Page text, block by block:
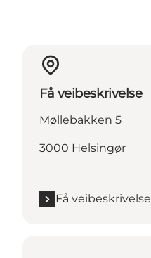
Få veibeskrivelse
Møllebakken 5
3000 Helsingør
Få veibeskrivelse